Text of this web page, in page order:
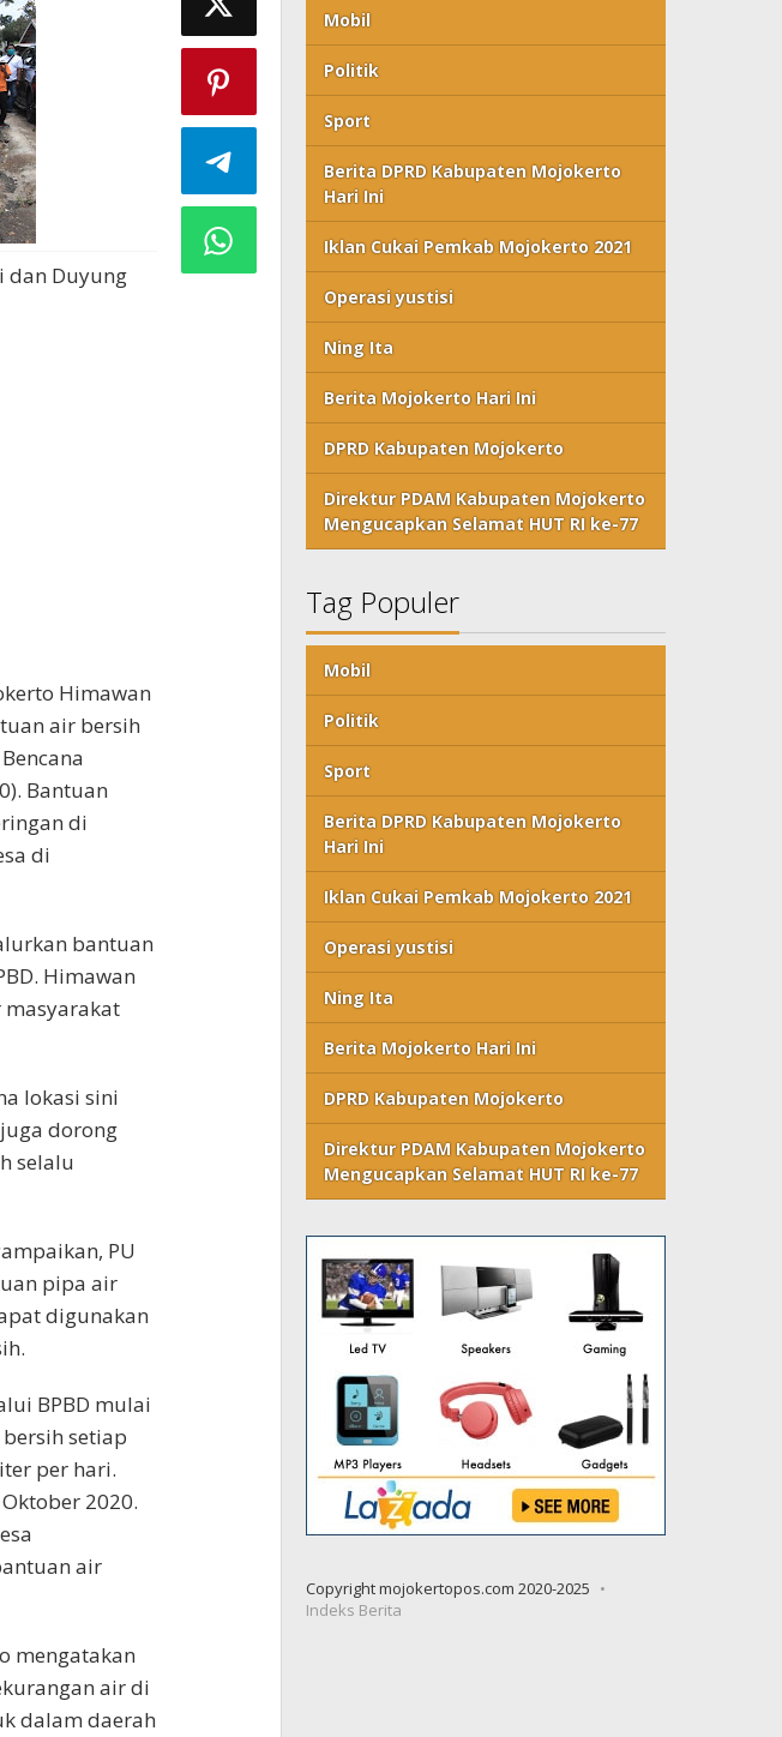
dan Duyung
Himawan
air bersih
Bantuan
di
di
bantuan
Himawan
lokasi sini
dorong
selalu
PU
pipa air
digunakan
BPBD mulai
setiap
per hari.
2020.
air
mengatakan
air di
dalam daerah
Mobil
Politik
Sport
Berita DPRD Kabupaten Mojokerto
Hari Ini
Iklan Cukai Pemkab Mojokerto 2021
Operasi yustisi
Ning Ita
Berita Mojokerto Hari Ini
DPRD Kabupaten Mojokerto
Direktur PDAM Kabupaten Mojokerto
Mengucapkan Selamat HUT RI ke-77
Tag Populer
Mobil
Politik
Sport
Berita DPRD Kabupaten Mojokerto
Hari Ini
Iklan Cukai Pemkab Mojokerto 2021
Operasi yustisi
Ning Ita
Berita Mojokerto Hari Ini
DPRD Kabupaten Mojokerto
Direktur PDAM Kabupaten Mojokerto
Mengucapkan Selamat HUT RI ke-77
Copyright mojokertopos.com 2020-2025
Indeks Berita